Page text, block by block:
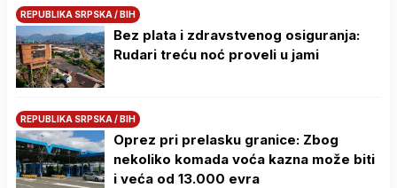
REPUBLIKA SRPSKA / BIH
Bez plata i zdravstvenog osiguranja:
Rudari treću noć proveli u jami
REPUBLIKA SRPSKA / BIH
Oprez pri prelasku granice: Zbog
nekoliko komada voća kazna može biti
i veća od 13.000 evra